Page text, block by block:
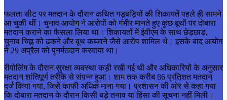
फलता सीट पर मतदान के दौरान कथित गड़बड़ियों की शिकायतें पहले ही सामने
आ चुकी थीं। चुनाव आयोग ने आरोपों को गंभीर मानते हुए कुछ बूथों पर दोबारा
मतदान कराने का फैसला लिया था। शिकायतों में ईवीएम के साथ छेड़छाड़,
चुनाव चिह्न को ढकने और बूथ कब्जाने जैसे आरोप शामिल थे। इसके बाद आयोग
ने 29 अप्रैल को पुनर्मतदान करवाया था।
रीपोलिंग के दौरान सुरक्षा व्यवस्था कड़ी रखी गई थी और अधिकारियों के अनुसार
मतदान शांतिपूर्ण तरीके से संपन्न हुआ। शाम तक करीब 86 प्रतिशत मतदान
दर्ज किया गया, जिसे काफी अधिक माना गया। प्रशासन की ओर से कहा गया
कि दोबारा मतदान के दौरान किसी बड़े तनाव या हिंसा की सूचना नहीं मिली।